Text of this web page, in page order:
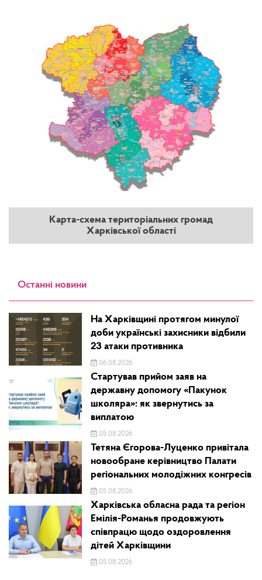
Карта-схема територіальних громад
Харківської області
Останні новини
На Харківщині протягом минулої
доби українські захисники відбили
23 атаки противника
06.08.2026
Стартував прийом заяв на
державну допомогу «Пакунок
школяра»: як звернутись за
виплатою
05.08.2026
Тетяна Єгорова-Луценко привітала
новообране керівництво Палати
регіональних молодіжних конгресів
05.08.2026
Харківська обласна рада та регіон
Емілія-Романья продовжують
співпрацю щодо оздоровлення
дітей Харківщини
05.08.2026